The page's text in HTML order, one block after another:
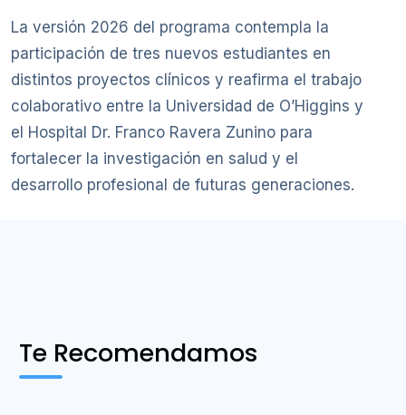
La versión 2026 del programa contempla la
participación de tres nuevos estudiantes en
distintos proyectos clínicos y reafirma el trabajo
colaborativo entre la Universidad de O’Higgins y
el Hospital Dr. Franco Ravera Zunino para
fortalecer la investigación en salud y el
desarrollo profesional de futuras generaciones.
Te Recomendamos